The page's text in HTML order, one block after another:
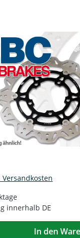
innerhalb DE
Gib den
In den